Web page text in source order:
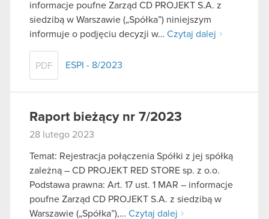
informacje poufne Zarząd CD PROJEKT S.A. z
siedzibą w Warszawie („Spółka”) niniejszym
informuje o podjęciu decyzji w… Czytaj dalej
PDF ESPI - 8/2023
Raport bieżący nr 7/2023
28 lutego 2023
Temat: Rejestracja połączenia Spółki z jej spółką
zależną – CD PROJEKT RED STORE sp. z o.o.
Podstawa prawna: Art. 17 ust. 1 MAR – informacje
poufne Zarząd CD PROJEKT S.A. z siedzibą w
Warszawie („Spółka”),… Czytaj dalej